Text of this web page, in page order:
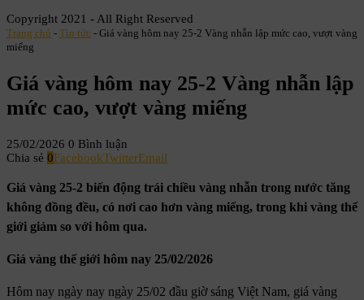
Copyright 2021 - All Right Reserved
Trang chủ - Tin tức - Giá vàng hôm nay 25-2 Vàng nhẫn lập mức cao, vượt vàng
miếng
Giá vàng hôm nay 25-2 Vàng nhẫn lập
mức cao, vượt vàng miếng
25/02/2026 0 Bình luận
Chia sẻ 0FacebookTwitterEmail
Giá vàng 25-2 biến động trái chiều vàng nhẫn trong nước tăng
không đồng đều, có nơi cao hơn vàng miếng, trong khi vàng thế
giới giảm so với hôm qua.
Giá vàng thế giới hôm nay 25/02/2026
Hôm nay ngày nay ngày 25/02 đầu giờ sáng Việt Nam, giá vàng